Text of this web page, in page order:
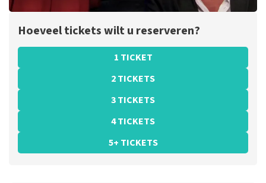
Hoeveel tickets wilt u reserveren?
1 TICKET
2 TICKETS
3 TICKETS
4 TICKETS
5+ TICKETS